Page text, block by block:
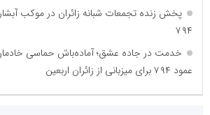
پخش زنده تجمعات شبانه زائران در موکب
۷۹۴
خدمت در جاده عشق؛ آماده‌باش حماسی
عمود ۷۹۴ برای میزبانی از زائران اربعین